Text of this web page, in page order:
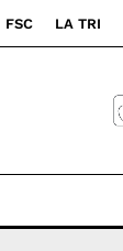
FSC LA TRI